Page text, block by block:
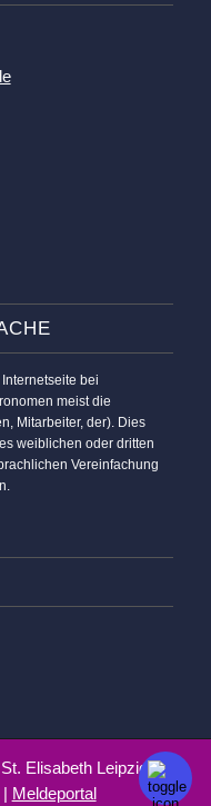
bei
meist die
Mitarbeiter, der). Dies
weiblichen oder dritten
Vereinfachung
Elisabeth Leipzig |
Meldeportal